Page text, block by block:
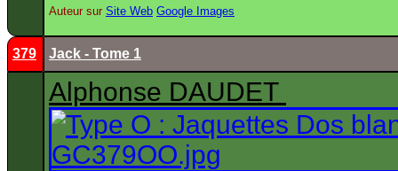
Auteur sur Site Web Google Images
379 Jack - Tome 1
Alphonse DAUDET